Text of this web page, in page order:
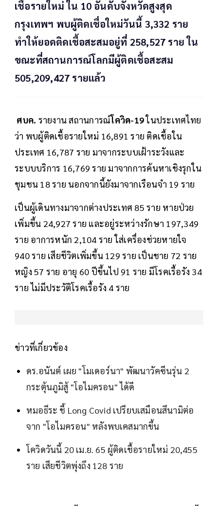
เชื้อรายใหม่ ใน 10 อันดับจังหวัดสูงสุด
กรุงเทพฯ พบผู้ติดเชื่อใหม่วันนี้ 3,332 ราย
ทำให้ยอดติดเชื้อสะสมอยู่ที่ 258,527 ราย ใน
ขณะที่สถานการณ์โลกมีผู้ติดเชื้อสะสม
505,209,427 รายแล้ว
ศบค. รายงาน สถานการณ์โควิด-19ในประเทศไทย
ว่า พบผู้ติดเชื้อรายใหม่ 16,891 ราย ติดเชื้อใน
ประเทศ 16,787 ราย มาจากระบบเฝ้าระวังและ
ระบบบริการ 16,769 ราย มาจากการค้นหาเชิงรุกใน
ชุมชน 18 ราย นอกจากนี้ยังมาจากเรือนจำ 19 ราย
เป็นผู้เดินทางมาจากต่างประเทศ 85 ราย หายป่วย
เพิ่มขึ้น 24,927 ราย และอยู่ระหว่างรักษา 197,349
ราย อาการหนัก 2,104 ราย ใส่เครื่องช่วยหายใจ
940 ราย เสียชีวิตเพิ่มขึ้น 129 ราย เป็นชาย 72 ราย
หญิง 57 ราย อายุ 60 ปีขึ้นไป 91 ราย มีโรคเรื้อรัง 34
ราย ไม่มีประวัติโรคเรื้อรัง 4 ราย
ข่าวที่เกี่ยวข้อง
ดร.อนันต์ เผย "โมเดอร์นา" พัฒนาวัคซีนรุ่น 2
กระตุ้นภูมิสู้ "โอไมครอน" ได้ดี
หมอธีระ ชี้ Long Covid เปรียบเสมือนสึนามิต่อ
จาก "โอไมครอน" หลังพบเคสมากขึ้น
โควิดวันนี้ 20 เม.ย. 65 ผู้ติดเชื้อรายใหม่ 20,455
ราย เสียชีวิตพุ่งถึง 128 ราย